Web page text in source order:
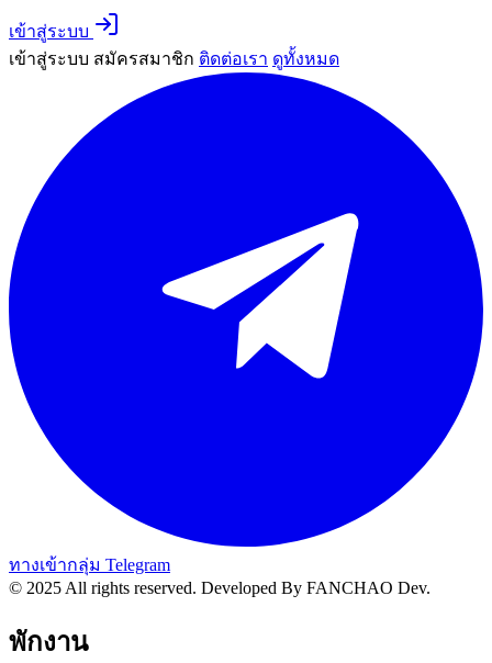
เข้าสู่ระบบ
เข้าสู่ระบบ สมัครสมาชิก ติดต่อเรา ดูทั้งหมด
ทางเข้ากลุ่ม Telegram
© 2025 All rights reserved. Developed By FANCHAO Dev.
พักงาน